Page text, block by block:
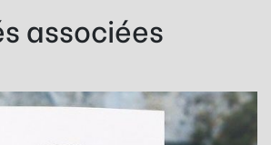
associées